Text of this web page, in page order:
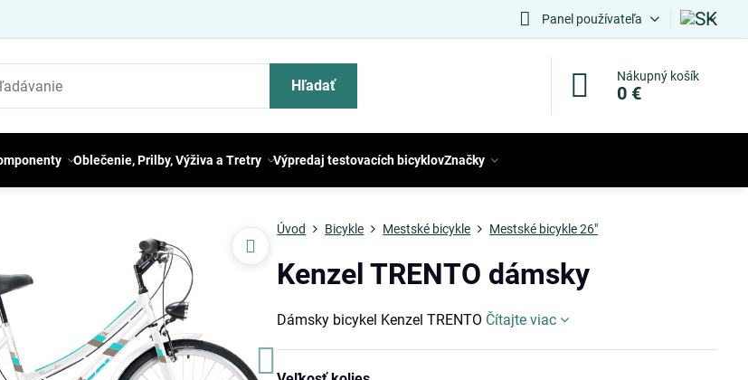
Panel používateľa
Hľadať
Nákupný košík
0 €
Oblečenie, Prilby, Výživa a Tretry Výpredaj testovacích bicyklovZnačky
Úvod Bicykle Mestské bicykle Mestské bicykle 26"
Kenzel TRENTO dámsky
Dámsky bicykel Kenzel TRENTO Čítajte viac